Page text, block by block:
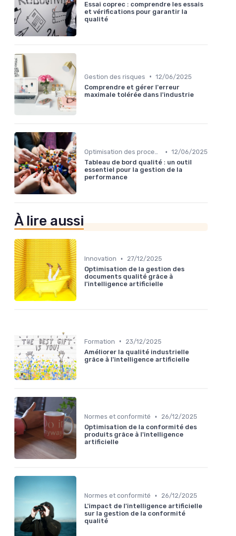
Essai coprec : comprendre les essais
et vérifications pour garantir la
qualité
Gestion des risques • 12/06/2025
Comprendre et gérer l'erreur
maximale tolérée dans l'industrie
Optimisation des processus • 12/06/2025
Tableau de bord qualité : un outil
essentiel pour la gestion de la
performance
À lire aussi
Innovation •
27/12/2025
Optimisation de la gestion des
documents qualité grâce à
l'intelligence artificielle
Formation •
23/12/2025
Améliorer la qualité industrielle
grâce à l'intelligence artificielle
Normes et conformité •
26/12/2025
Optimisation de la conformité des
produits grâce à l'intelligence
artificielle
Normes et conformité •
26/12/2025
L'impact de l'intelligence artificielle
sur la gestion de la conformité
qualité